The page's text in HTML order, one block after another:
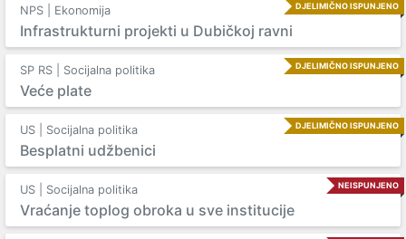
DJELIMIČNO ISPUNJENO
NPS | Ekonomija
Infrastrukturni projekti u Dubičkoj ravni
DJELIMIČNO ISPUNJENO
SP RS | Socijalna politika
Veće plate
DJELIMIČNO ISPUNJENO
US | Socijalna politika
Besplatni udžbenici
NEISPUNJENO
US | Socijalna politika
Vraćanje toplog obroka u sve institucije